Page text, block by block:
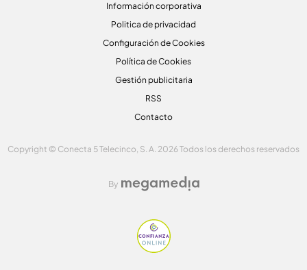
Información corporativa
Politica de privacidad
Configuración de Cookies
Política de Cookies
Gestión publicitaria
RSS
Contacto
Copyright © Conecta 5 Telecinco, S. A. 2026 Todos los derechos reservados
By